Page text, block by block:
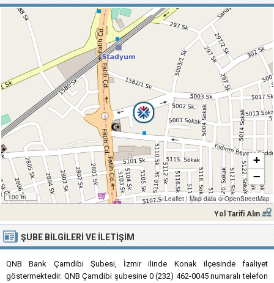
100 m
+
−
Leaflet | Map data ©OpenStreetMap
Yol Tarifi Alın
ŞUBE BILGILERI VE İLETIŞIM
QNB Bank Çamdibi Şubesi, İzmir ilinde Konak ilçesinde faaliyet
göstermektedir. QNB Çamdibi şubesine 0 (232) 462-0045 numaralı telefon